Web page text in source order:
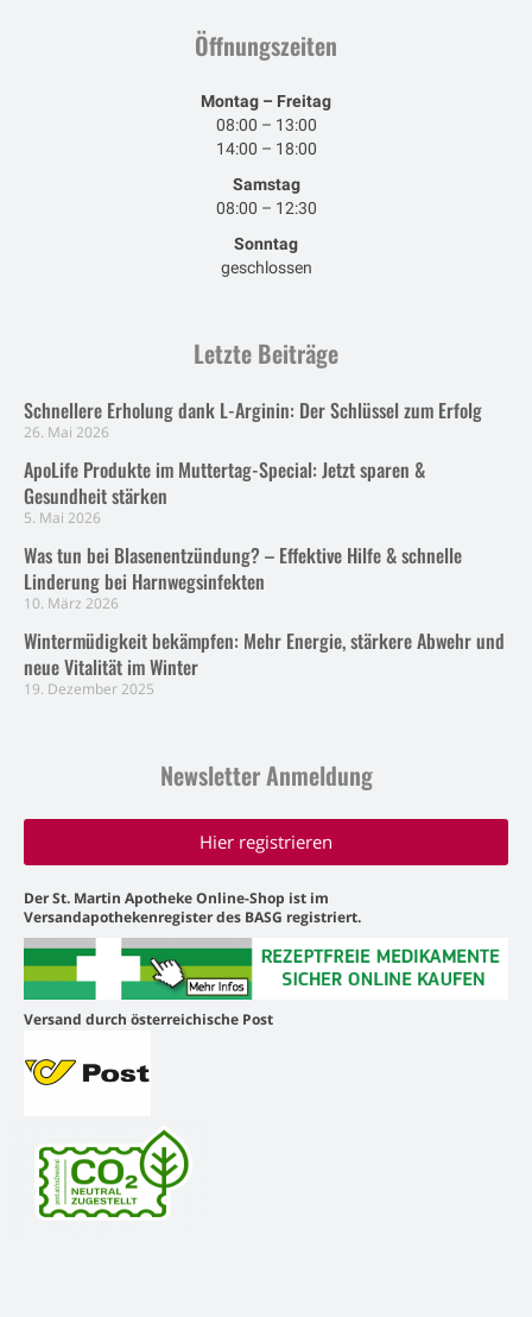
Öffnungszeiten
Montag – Freitag
08:00 – 13:00
14:00 – 18:00
Samstag
08:00 – 12:30
Sonntag
geschlossen
Letzte Beiträge
Schnellere Erholung dank L-Arginin: Der Schlüssel zum Erfolg
26. Mai 2026
ApoLife Produkte im Muttertag-Special: Jetzt sparen &
Gesundheit stärken
5. Mai 2026
Was tun bei Blasenentzündung? – Effektive Hilfe & schnelle
Linderung bei Harnwegsinfekten
10. März 2026
Wintermüdigkeit bekämpfen: Mehr Energie, stärkere Abwehr und
neue Vitalität im Winter
19. Dezember 2025
Newsletter Anmeldung
Hier registrieren
Der St. Martin Apotheke Online-Shop ist im
Versandapothekenregister des BASG registriert.
Versand durch österreichische Post